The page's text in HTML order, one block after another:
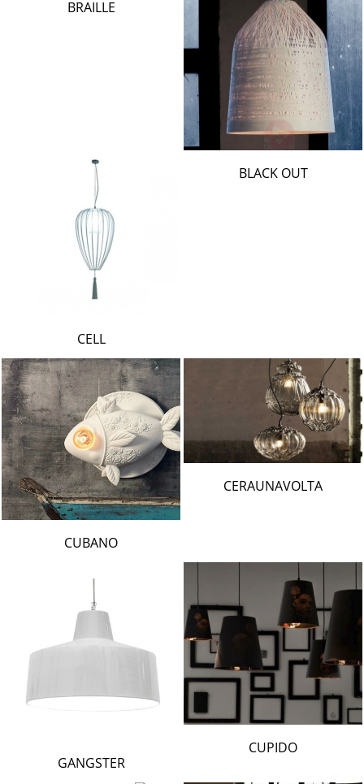
BLACK OUT
BRAILLE
CELL
CERAUNAVOLTA
CUBANO
CUPIDO
GANGSTER